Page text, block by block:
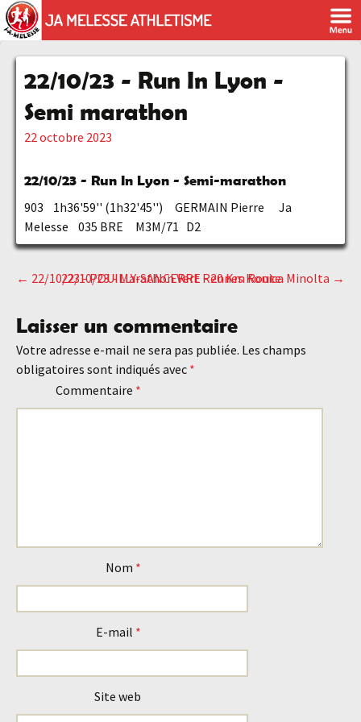
22/10/23 - Run In Lyon -
Semi marathon
22 octobre 2023
22/10/23 - Run In Lyon - Semi-marathon
903 1h36'59'' (1h32'45'') GERMAIN Pierre Ja
Melesse 035 BRE M3M/71 D2
Navigation
des
articles
← 22/10/23 - POUILLY-SANCERRE - 20 Km Route
22/10/23 - Marathon Vert Rennes Konica Minolta →
Laisser un commentaire
Votre adresse e-mail ne sera pas publiée. Les champs
obligatoires sont indiqués avec *
Commentaire *
Nom *
E-mail *
Site web